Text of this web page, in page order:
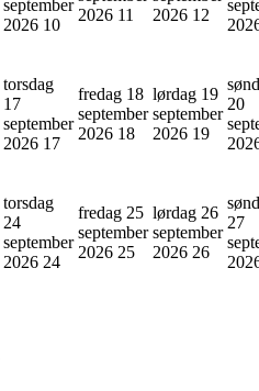
september
2026 10
2026 11
2026 12
torsdag
17
september
2026 17
fredag 18
september
2026 18
lørdag 19
september
2026 19
20
torsdag
24
september
2026 24
fredag 25
september
2026 25
lørdag 26
september
2026 26
27